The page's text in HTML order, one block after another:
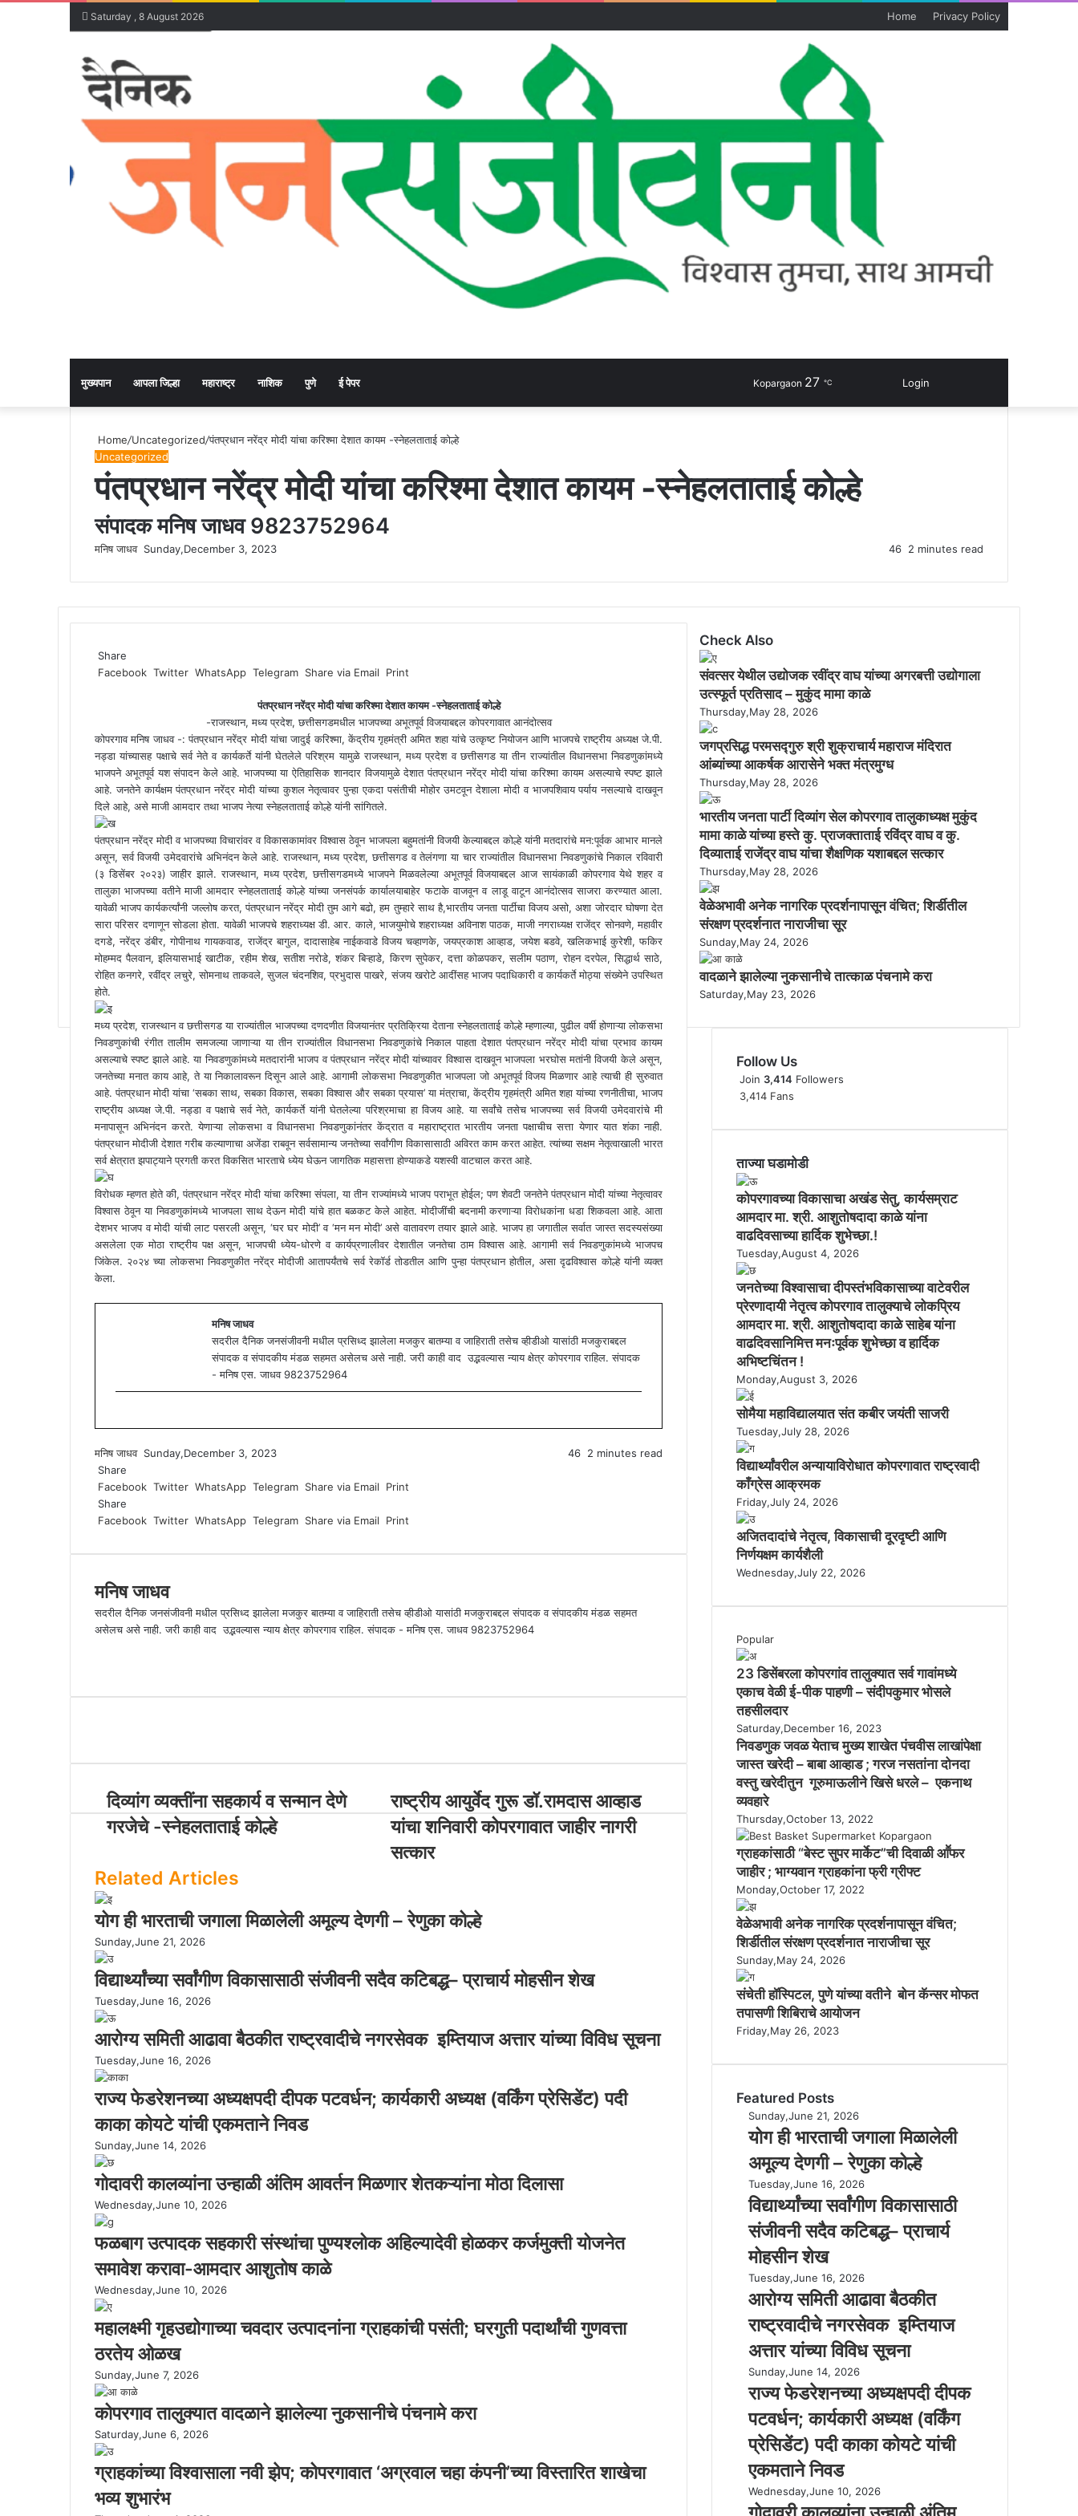
Saturday , 8 August 2026 Home Privacy Policy
मुख्यपान आपला जिल्हा महाराष्ट्र नाशिक पुणे ई पेपर Login
WhatsApp
Facebook
Kopargaon 27 ℃
Home/Uncategorized/पंतप्रधान नरेंद्र मोदी यांचा करिश्मा देशात कायम -स्नेहलताताई कोल्हे
Uncategorized
पंतप्रधान नरेंद्र मोदी यांचा करिश्मा देशात कायम -स्नेहलताताई कोल्हे
संपादक मनिष जाधव 9823752964
मनिष जाधव Send
email
Sunday,December 3, 2023 46 2 minutes read
Share
Facebook Twitter WhatsApp Telegram Share via Email Print
पंतप्रधान नरेंद्र मोदी यांचा करिश्मा देशात कायम -स्नेहलताताई कोल्हे
-राजस्थान, मध्य प्रदेश, छत्तीसगडमधील भाजपच्या अभूतपूर्व विजयाबद्दल कोपरगावात आनंदोत्सव
कोपरगाव मनिष जाधव -: पंतप्रधान नरेंद्र मोदी यांचा जादुई करिश्मा, केंद्रीय गृहमंत्री अमित शहा यांचे उत्कृष्ट नियोजन आणि भाजपचे राष्ट्रीय अध्यक्ष जे.पी.
नड्डा यांच्यासह पक्षाचे सर्व नेते व कार्यकर्ते यांनी घेतलेले परिश्रम यामुळे राजस्थान, मध्य प्रदेश व छत्तीसगड या तीन राज्यांतील विधानसभा निवडणुकांमध्ये
भाजपने अभूतपूर्व यश संपादन केले आहे. भाजपच्या या ऐतिहासिक शानदार विजयामुळे देशात पंतप्रधान नरेंद्र मोदी यांचा करिश्मा कायम असल्याचे स्पष्ट झाले
आहे. जनतेने कार्यक्षम पंतप्रधान नरेंद्र मोदी यांच्या कुशल नेतृत्वावर पुन्हा एकदा पसंतीची मोहोर उमटवून देशाला मोदी व भाजपशिवाय‌ पर्याय नसल्याचे दाखवून
दिले आहे, असे माजी आमदार तथा भाजप नेत्या स्नेहलताताई कोल्हे यांनी सांगितले.
पंतप्रधान नरेंद्र मोदी व भाजपच्या विचारांवर व विकासकामांवर विश्वास ठेवून भाजपला बहुमतांनी विजयी केल्याबद्दल कोल्हे यांनी मतदारांचे मन:पूर्वक आभार मानले
असून, सर्व विजयी उमेदवारांचे अभिनंदन केले आहे. राजस्थान, मध्य प्रदेश, छत्तीसगड व तेलंगणा या चार राज्यांतील विधानसभा निवडणुकांचे निकाल रविवारी
(३ डिसेंबर २०२३) जाहीर झाले. राजस्थान, मध्य प्रदेश, छत्तीसगडमध्ये भाजपने मिळवलेल्या अभूतपूर्व विजयाबद्दल आज सायंकाळी कोपरगाव येथे शहर व
तालुका भाजपच्या वतीने माजी आमदार स्नेहलताताई कोल्हे यांच्या जनसंपर्क कार्यालयाबाहेर फटाके वाजवून व लाडू वाटून आनंदोत्सव साजरा करण्यात आला.
यावेळी भाजप कार्यकर्त्यांनी जल्लोष करत, पंतप्रधान नरेंद्र मोदी तुम आगे बढो, हम तुम्हारे साथ है,भारतीय जनता पार्टीचा विजय असो, अशा जोरदार घोषणा देत
सारा परिसर दणाणून सोडला होता. यावेळी भाजपचे शहराध्यक्ष डी. आर. काले‌, भाजयुमोचे शहराध्यक्ष अविनाश पाठक, माजी नगराध्यक्ष राजेंद्र सोनवणे, महावीर
दगडे, नरेंद्र डंबीर, गोपीनाथ गायकवाड, राजेंद्र बागुल, दादासाहेब नाईकवाडे विजय चव्हाणके, जयप्रकाश आव्हाड, जयेश बडवे, खलिकभाई कुरेशी, फकिर
मोहम्मद पैलवान, इलियासभाई खाटीक, रहीम शेख, सतीश नरोडे‌, शंकर बिऱ्हाडे, किरण सुपेकर, दत्ता कोळपकर, सलीम पठाण, रोहन दरपेल‌, सिद्धार्थ साठे,
रोहित कनगरे‌, रवींद्र लचुरे, सोमनाथ ताकवले, सुजल चंदनशिव, प्रभुदास पाखरे, संजय खरोटे आदींसह भाजप पदाधिकारी व कार्यकर्ते मोठ्या संख्येने उपस्थित
होते.
मध्य प्रदेश, राजस्थान व छत्तीसगड या राज्यांतील भाजपच्या दणदणीत विजयानंतर प्रतिक्रिया देताना स्नेहलताताई कोल्हे म्हणाल्या, पुढील वर्षी होणाऱ्या लोकसभा
निवडणुकांची रंगीत तालीम समजल्या जाणाऱ्या या तीन राज्यांतील विधानसभा निवडणुकांचे निकाल पाहता देशात पंतप्रधान नरेंद्र मोदी यांचा प्रभाव कायम
असल्याचे स्पष्ट झाले आहे. या निवडणुकांमध्ये मतदारांनी भाजप व पंतप्रधान नरेंद्र मोदी यांच्यावर विश्वास दाखवून भाजपला भरघोस मतांनी विजयी केले असून,
जनतेच्या मनात काय आहे, ते या निकालावरून दिसून आले आहे. आगामी लोकसभा निवडणुकीत भाजपला जो अभूतपूर्व विजय मिळणार आहे त्याची ही सुरुवात
आहे. पंतप्रधान मोदी यांचा ‘सबका साथ, सबका विकास, सबका विश्वास और सबका प्रयास’ या मंत्राचा, केंद्रीय गृहमंत्री अमित शहा यांच्या रणनीतीचा, भाजप
राष्ट्रीय अध्यक्ष जे.पी. नड्डा व पक्षाचे सर्व नेते, कार्यकर्ते यांनी घेतलेल्या परिश्रमाचा हा विजय आहे. या सर्वांचे तसेच भाजपच्या सर्व विजयी उमेदवारांचे मी
मनापासून अभिनंदन करते. येणाऱ्या लोकसभा व विधानसभा निवडणुकांनंतर केंद्रात व महाराष्ट्रात भारतीय जनता पक्षाचीच सत्ता येणार यात शंका नाही.
पंतप्रधान मोदीजी देशात गरीब कल्याणाचा अजेंडा राबवून सर्वसामान्य जनतेच्या सर्वांगीण विकासासाठी अविरत काम करत आहेत. त्यांच्या सक्षम नेतृत्वाखाली भारत
सर्व क्षेत्रात झपाट्याने प्रगती करत विकसित भारताचे ध्येय घेऊन जागतिक महासत्ता होण्याकडे यशस्वी वाटचाल करत आहे.
विरोधक म्हणत होते की, पंतप्रधान नरेंद्र मोदी यांचा करिश्मा संपला, या तीन राज्यांमध्ये भाजप पराभूत होईल; पण शेवटी जनतेने पंतप्रधान मोदी यांच्या नेतृत्वावर
विश्वास ठेवून या निवडणुकांमध्ये भाजपला साथ देऊन मोदी यांचे हात बळकट केले आहेत. मोदीजींची बदनामी करणाऱ्या विरोधकांना धडा शिकवला आहे. आता
देशभर भाजप व मोदी यांची लाट पसरली असून, ‘घर घर मोदी’ व ‘मन मन मोदी’ असे वातावरण तयार झाले आहे. भाजप हा जगातील सर्वात जास्त सदस्यसंख्या
असलेला एक मोठा राष्ट्रीय पक्ष असून, भाजपची ध्येय-धोरणे व कार्यप्रणालीवर देशातील जनतेचा ठाम विश्वास आहे. आगामी सर्व निवडणुकांमध्ये भाजपच
जिंकेल. २०२४ च्या लोकसभा निवडणुकीत नरेंद्र मोदीजी आतापर्यंतचे सर्व रेकॉर्ड तोडतील आणि पुन्हा पंतप्रधान होतील, असा दृढविश्वास कोल्हे यांनी व्यक्त
केला.
मनिष जाधव
सदरील दैनिक जनसंजीवनी मधील प्रसिध्द झालेला मजकुर बातम्या व जाहिराती तसेच व्हीडीओ यासांठी मजकुराबद्दल
संपादक व संपादकीय मंडळ सहमत असेलच असे नाही. जरी काही वाद उद्भवल्यास न्याय क्षेत्र कोपरगाव राहिल. संपादक
- मनिष एस. जाधव 9823752964
मनिष जाधव S
n
a
e
a
Sunday,December 3, 2023 46 2 minutes read
Share
Facebook Twitter WhatsApp Telegram Share via Email
Print
Share
Facebook Twitter WhatsApp Telegram Share via Email Print
मनिष जाधव
सदरील दैनिक जनसंजीवनी मधील प्रसिध्द झालेला मजकुर बातम्या व जाहिराती तसेच व्हीडीओ यासांठी मजकुराबद्दल संपादक व संपादकीय मंडळ सहमत
असेलच असे नाही. जरी काही वाद उद्भवल्यास न्याय क्षेत्र कोपरगाव राहिल. संपादक - मनिष एस. जाधव 9823752964
s
c
o
दिव्यांग व्यक्तींना सहकार्य व सन्मान देणे
गरजेचे -स्नेहलताताई कोल्हे
राष्ट्रीय आयुर्वेद गुरू डॉ.रामदास आव्हाड
यांचा शनिवारी कोपरगावात जाहीर नागरी
सत्कार
Related Articles
योग ही भारताची जगाला मिळालेली अमूल्य देणगी – रेणुका कोल्हे
Sunday,June 21, 2026
विद्यार्थ्यांच्या सर्वांगीण विकासासाठी संजीवनी सदैव कटिबद्ध– प्राचार्य मोहसीन शेख
Tuesday,June 16, 2026
आरोग्य समिती आढावा बैठकीत राष्ट्रवादीचे नगरसेवक इम्तियाज अत्तार यांच्या विविध सूचना
Tuesday,June 16, 2026
राज्य फेडरेशनच्या अध्यक्षपदी दीपक पटवर्धन; कार्यकारी अध्यक्ष (वर्किंग प्रेसिडेंट) पदी
काका कोयटे यांची एकमताने निवड
Sunday,June 14, 2026
गोदावरी कालव्यांना उन्हाळी अंतिम आवर्तन मिळणार शेतकऱ्यांना मोठा दिलासा
Wednesday,June 10, 2026
फळबाग उत्पादक सहकारी संस्थांचा पुण्यश्लोक अहिल्यादेवी होळकर कर्जमुक्ती योजनेत
समावेश करावा-आमदार आशुतोष काळे
Wednesday,June 10, 2026
महालक्ष्मी गृहउद्योगाच्या चवदार उत्पादनांना ग्राहकांची पसंती; घरगुती पदार्थांची गुणवत्ता
ठरतेय ओळख
Sunday,June 7, 2026
कोपरगाव तालुक्यात वादळाने झालेल्या नुकसानीचे पंचनामे करा
Saturday,June 6, 2026
ग्राहकांच्या विश्वासाला नवी झेप; कोपरगावात ‘अग्रवाल चहा कंपनी’च्या विस्तारित शाखेचा
भव्य शुभारंभ
Check Also
C
l
o
s
e
संवत्सर येथील उद्योजक रवींद्र वाघ यांच्या अगरबत्ती उद्योगाला
उत्स्फूर्त प्रतिसाद – मुकुंद मामा काळे
Thursday,May 28, 2026
जगप्रसिद्ध परमसद्गुरु श्री शुक्राचार्य महाराज मंदिरात
आंब्यांच्या आकर्षक आरासेने भक्त मंत्रमुग्ध
Thursday,May 28, 2026
भारतीय जनता पार्टी दिव्यांग सेल कोपरगाव तालुकाध्यक्ष मुकुंद
मामा काळे यांच्या हस्ते कु. प्राजक्ताताई रविंद्र वाघ व कु.
दिव्याताई राजेंद्र वाघ यांचा शैक्षणिक यशाबद्दल सत्कार
Thursday,May 28, 2026
वेळेअभावी अनेक नागरिक प्रदर्शनापासून वंचित; शिर्डीतील
संरक्षण प्रदर्शनात नाराजीचा सूर
Sunday,May 24, 2026
वादळाने झालेल्या नुकसानीचे तात्काळ पंचनामे करा
Saturday,May 23, 2026
Follow Us
Join 3,414 Followers
3,414 Fans
ताज्या घडामोडी
कोपरगावच्या विकासाचा अखंड सेतु, कार्यसम्राट
आमदार मा. श्री. आशुतोषदादा काळे यांना
वाढदिवसाच्या हार्दिक शुभेच्छा.!
Tuesday,August 4, 2026
जनतेच्या विश्वासाचा दीपस्तंभविकासाच्या वाटेवरील
प्रेरणादायी नेतृत्व कोपरगाव तालुक्याचे लोकप्रिय
आमदार मा. श्री. आशुतोषदादा काळे साहेब यांना
वाढदिवसानिमित्त मनःपूर्वक शुभेच्छा व हार्दिक
अभिष्टचिंतन !
Monday,August 3, 2026
सोमैया महाविद्यालयात संत कबीर जयंती साजरी
Tuesday,July 28, 2026
विद्यार्थ्यांवरील अन्यायाविरोधात कोपरगावात राष्ट्रवादी
काँग्रेस आक्रमक
Friday,July 24, 2026
अजितदादांचे नेतृत्व, विकासाची दूरदृष्टी आणि
निर्णयक्षम कार्यशैली
Wednesday,July 22, 2026
Popular
23 डिसेंबरला कोपरगांव तालुक्‍यात सर्व गावांमध्ये
एकाच वेळी ई-पीक पाहणी – संदीपकुमार भोसले
तहसीलदार
Saturday,December 16, 2023
निवडणुक जवळ येताच मुख्य शाखेत पंचवीस लाखांपेक्षा
जास्त खरेदी – बाबा आव्हाड ; गरज नसतांना दोनदा
वस्तु खरेदीतुन गूरुमाऊलीने खिसे धरले – एकनाथ
व्यवहारे
Thursday,October 13, 2022
ग्राहकांसाठी “बेस्ट सुपर मार्केट”ची दिवाळी आॕफर
जाहीर ; भाग्यवान ग्राहकांना फ्री ग्रीफ्ट
Monday,October 17, 2022
वेळेअभावी अनेक नागरिक प्रदर्शनापासून वंचित;
शिर्डीतील संरक्षण प्रदर्शनात नाराजीचा सूर
Sunday,May 24, 2026
संचेती हॉस्पिटल, पुणे यांच्या वतीने बोन कॅन्सर मोफत
तपासणी शिबिराचे आयोजन
Friday,May 26, 2023
Featured Posts
यो
ग
भा
र
ता
ज
गा
ला
मि
ळा
ले
ली
अ
मू
ल्य
दे
ण
–
रे
णु
का
Sunday,June 21, 2026
योग ही भारताची जगाला मिळालेली
अमूल्य देणगी – रेणुका कोल्हे
वि
द्या
च्या
स
गी
ण
वि
का
सा
सा
ठी
सं
जी
व
नी
स
दै
Tuesday,June 16, 2026
विद्यार्थ्यांच्या सर्वांगीण विकासासाठी
संजीवनी सदैव कटिबद्ध– प्राचार्य
मोहसीन शेख
आ
रो
स
मि
आ
ढा
वा
ठ
की
त
रा
Tuesday,June 16, 2026
आरोग्य समिती आढावा बैठकीत
राष्ट्रवादीचे नगरसेवक इम्तियाज
अत्तार यांच्या विविध सूचना
रा
ज्य
ड
रे
न
च्या
अ
Sunday,June 14, 2026
राज्य फेडरेशनच्या अध्यक्षपदी दीपक
पटवर्धन; कार्यकारी अध्यक्ष (वर्किंग
प्रेसिडेंट) पदी काका कोयटे यांची
एकमताने निवड
गो
दा
Wednesday,June 10, 2026